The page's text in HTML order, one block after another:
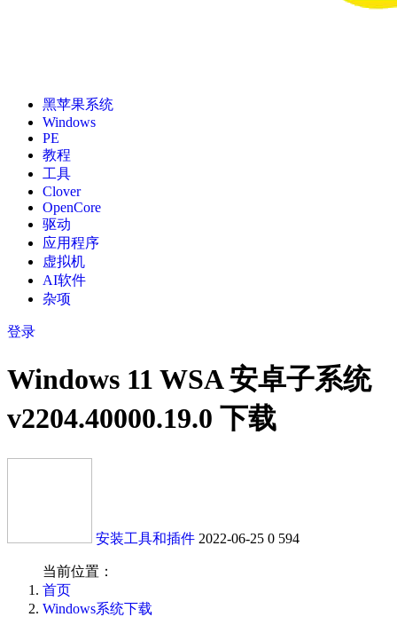
黑苹果系统
Windows
PE
教程
工具
Clover
OpenCore
驱动
应用程序
虚拟机
AI软件
杂项
登录
Windows 11 WSA 安卓子系统
v2204.40000.19.0 下载
安装工具和插件 2022-06-25 0 594
当前位置：
首页
Windows系统下载